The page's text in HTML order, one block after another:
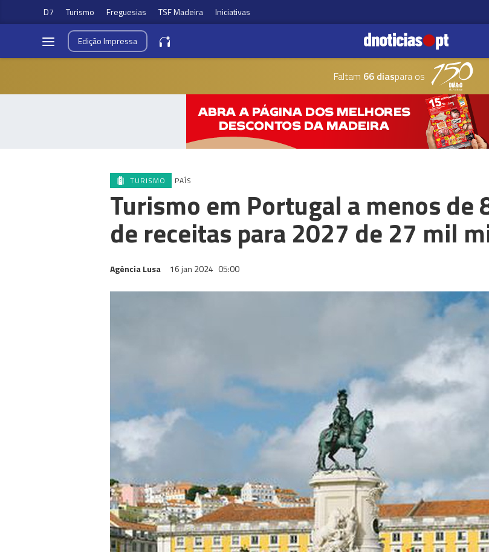
D7 Turismo Freguesias TSF Madeira Iniciativas
EdiçãoImpressa
Faltam 66 diaspara os
TURISMO PAÍS
Turismo em Portugal a menos de
de receitas para 2027 de 27 mil
Agência Lusa 16 jan 2024 05:00